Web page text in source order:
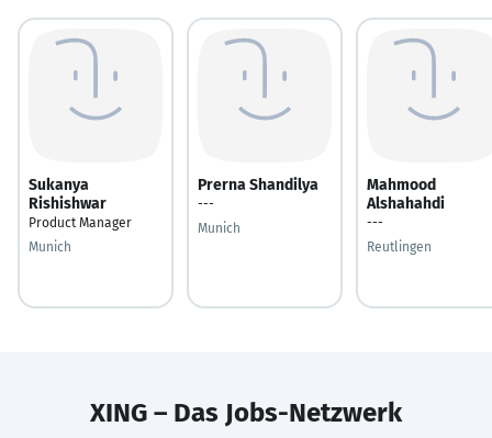
Sukanya
Rishishwar
Product Manager
Munich
Prerna Shandilya
---
Munich
Mahmood
Alshahahdi
---
Reutlingen
XING – Das Jobs-Netzwerk